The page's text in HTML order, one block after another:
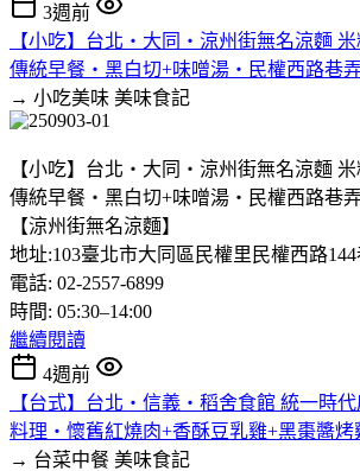
3週前
【小吃】台北‧大同‧涼州街無名涼麵
傳統早餐‧黑白切+味噌湯‧民權西路巷
→ 小吃美味 美味食記
【小吃】台北‧大同‧涼州街無名涼麵
傳統早餐‧黑白切+味噌湯‧民權西路巷
【涼州街無名涼麵】
地址:103臺北市大同區民權里民權西路
電話: 02-2557-6899
時間: 05:30–14:00
繼續閱讀
4週前
【台式】台北‧信義‧稻舍食館 統一時
料理‧懷舊紅燒肉+香酥豆乳雞+黑棗醬烤
→ 台菜中餐 美味食記